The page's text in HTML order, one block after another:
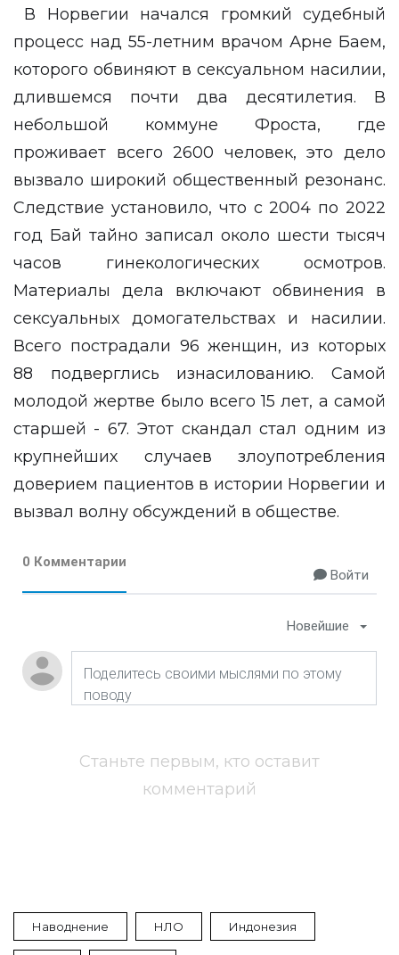
В Норвегии начался громкий судебный
процесс над 55-летним врачом Арне Баем,
которого обвиняют в сексуальном насилии,
длившемся почти два десятилетия. В
небольшой коммуне Фроста, где
проживает всего 2600 человек, это дело
вызвало широкий общественный резонанс.
Следствие установило, что с 2004 по 2022
год Бай тайно записал около шести тысяч
часов гинекологических осмотров.
Материалы дела включают обвинения в
сексуальных домогательствах и насилии.
Всего пострадали 96 женщин, из которых
88 подверглись изнасилованию. Самой
молодой жертве было всего 15 лет, а самой
старшей - 67. Этот скандал стал одним из
крупнейших случаев злоупотребления
доверием пациентов в истории Норвегии и
вызвал волну обсуждений в обществе.
0 Комментарии
Войти
Новейшие
Станьте первым, кто оставит
комментарий
Наводнение НЛО Индонезия